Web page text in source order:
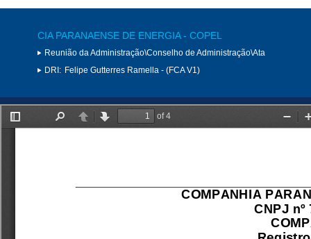
CIA PARANAENSE DE ENERGIA - COPEL
Reunião da Administração\Conselho de Administração\Ata
DRI: Felipe Gutterres Ramella - (FCA V1)